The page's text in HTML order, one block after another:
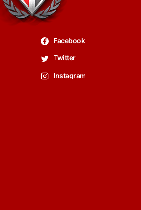
Facebook
Twitter
Instagram